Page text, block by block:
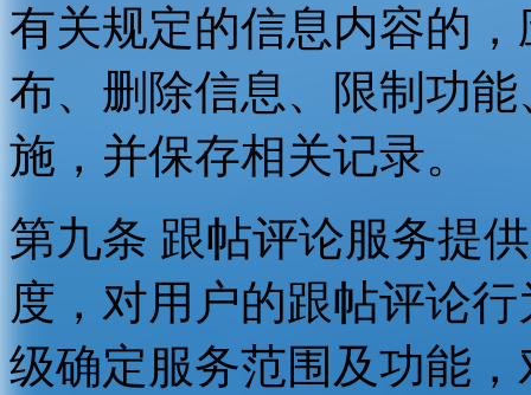
有关规定的信息内容的
布、删除信息、限制功
施，并保存相关记录。
第九条 跟帖评论服务提
度，对用户的跟帖评论
级确定服务范围及功能